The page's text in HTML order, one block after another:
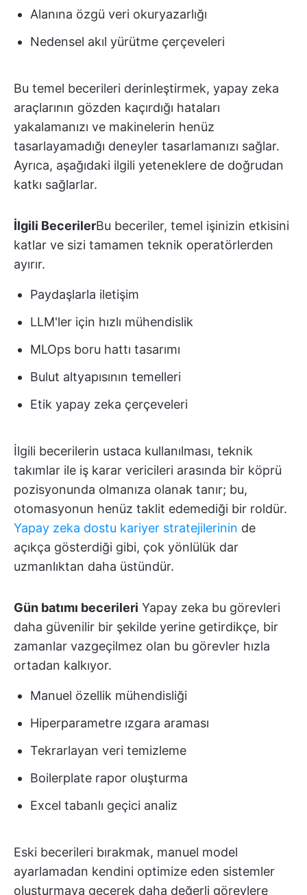
Alanına özgü veri okuryazarlığı
Nedensel akıl yürütme çerçeveleri
Bu temel becerileri derinleştirmek, yapay zeka
araçlarının gözden kaçırdığı hataları
yakalamanızı ve makinelerin henüz
tasarlayamadığı deneyler tasarlamanızı sağlar.
Ayrıca, aşağıdaki ilgili yeteneklere de doğrudan
katkı sağlarlar.
İlgili BecerilerBu beceriler, temel işinizin etkisini
katlar ve sizi tamamen teknik operatörlerden
ayırır.
Paydaşlarla iletişim
LLM'ler için hızlı mühendislik
MLOps boru hattı tasarımı
Bulut altyapısının temelleri
Etik yapay zeka çerçeveleri
İlgili becerilerin ustaca kullanılması, teknik
takımlar ile iş karar vericileri arasında bir köprü
pozisyonunda olmanıza olanak tanır; bu,
otomasyonun henüz taklit edemediği bir roldür.
Yapay zeka dostu kariyer stratejilerinin de
açıkça gösterdiği gibi, çok yönlülük dar
uzmanlıktan daha üstündür.
Gün batımı becerileri Yapay zeka bu görevleri
daha güvenilir bir şekilde yerine getirdikçe, bir
zamanlar vazgeçilmez olan bu görevler hızla
ortadan kalkıyor.
Manuel özellik mühendisliği
Hiperparametre ızgara araması
Tekrarlayan veri temizleme
Boilerplate rapor oluşturma
Excel tabanlı geçici analiz
Eski becerileri bırakmak, manuel model
ayarlamadan kendini optimize eden sistemler
oluşturmaya geçerek daha değerli görevlere